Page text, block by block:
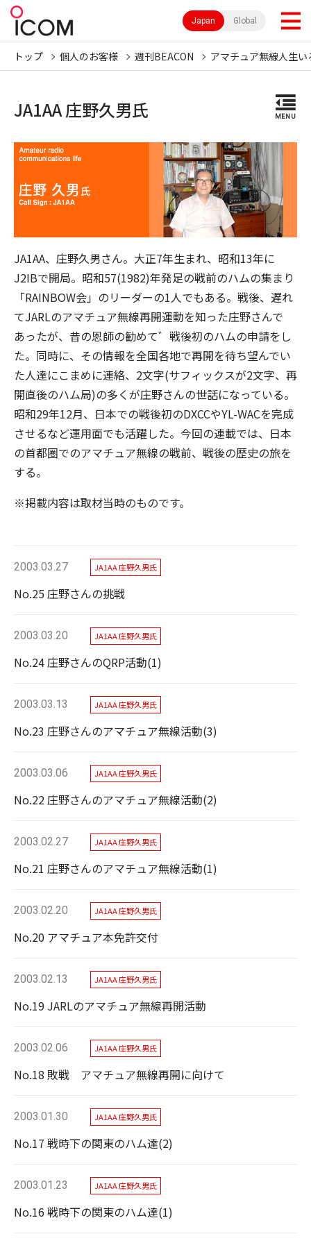
Japan Global
トップ 個人のお客様 週刊BEACON アマチュア無線人生い
JA1AA 庄野久男氏 MENU
JA1AA、庄野久男さん。大正7年生まれ、昭和13年に
J2IBで開局。昭和57(1982)年発足の戦前のハムの集まり
「RAINBOW会」のリーダーの1人でもある。戦後、遅れ
てJARLのアマチュア無線再開運動を知った庄野さんで
あったが、昔の恩師の勧めて゛戦後初のハムの申請をし
た。同時に、その情報を全国各地で再開を待ち望んでい
た人達にこまめに連絡、2文字(サフィックスが2文字、再
開直後のハム局)の多くが庄野さんの世話になっている。
昭和29年12月、日本での戦後初のDXCCやYL-WACを完成
させるなど運用面でも活躍した。今回の連載では、日本
の首都圏でのアマチュア無線の戦前、戦後の歴史の旅を
する。
※掲載内容は取材当時のものです。
2003.03.27 JA1AA 庄野久男氏
No.25 庄野さんの挑戦
2003.03.20 JA1AA 庄野久男氏
No.24 庄野さんのQRP活動(1)
2003.03.13 JA1AA 庄野久男氏
No.23 庄野さんのアマチュア無線活動(3)
2003.03.06 JA1AA 庄野久男氏
No.22 庄野さんのアマチュア無線活動(2)
2003.02.27 JA1AA 庄野久男氏
No.21 庄野さんのアマチュア無線活動(1)
2003.02.20 JA1AA 庄野久男氏
No.20 アマチュア本免許交付
2003.02.13 JA1AA 庄野久男氏
No.19 JARLのアマチュア無線再開活動
2003.02.06 JA1AA 庄野久男氏
No.18 敗戦 アマチュア無線再開に向けて
2003.01.30 JA1AA 庄野久男氏
No.17 戦時下の関東のハム達(2)
2003.01.23 JA1AA 庄野久男氏
No.16 戦時下の関東のハム達(1)